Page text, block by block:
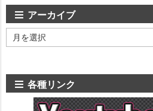
アーカイブ
ー
各種リンク